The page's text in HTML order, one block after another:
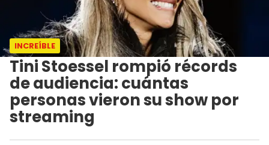
INCREÍBLE
Tini Stoessel rompió récords
de audiencia: cuántas
personas vieron su show por
streaming